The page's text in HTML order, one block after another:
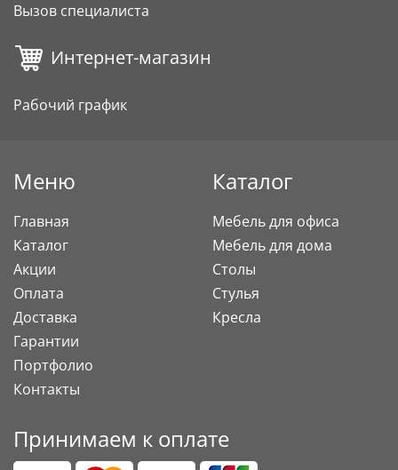
Вызов специалиста
Интернет-магазин
Рабочий график
Меню
Главная
Каталог
Акции
Оплата
Доставка
Гарантии
Портфолио
Контакты
Каталог
Мебель для офиса
Мебель для дома
Столы
Стулья
Кресла
Принимаем к оплате